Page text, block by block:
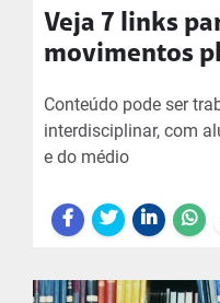
Veja 7 links
movimentos
Conteúdo pode ser
interdisciplinar, com
e do médio